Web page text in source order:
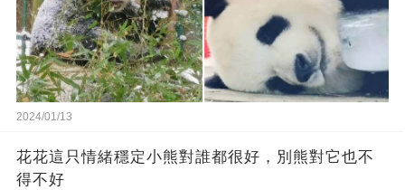
2024/01/13
花花這只情緒穩定小熊對誰都很好，別熊對它也不
得不好